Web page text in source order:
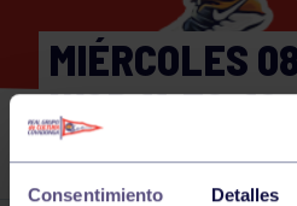
Consentimiento Detalles
MIÉRCOLES
WOD 11:30-
GIMNASIO